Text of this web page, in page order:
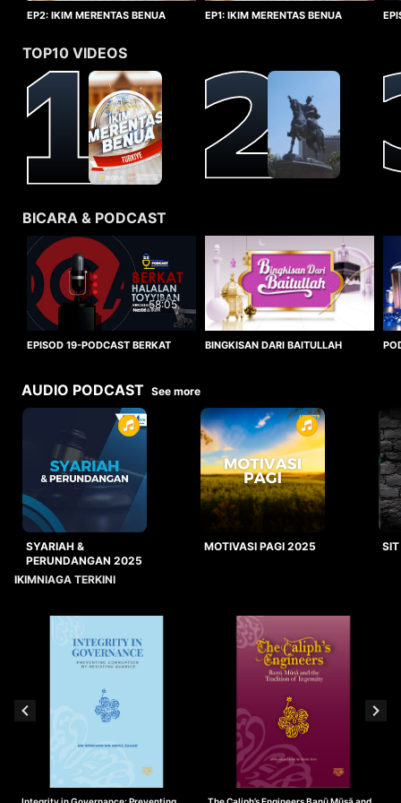
EP2: IKIM MERENTAS BENUA
EP1: IKIM MERENTAS BENUA
TOP10 VIDEOS
BICARA & PODCAST
58:05
EPISOD 19-PODCAST BERKAT
BINGKISAN DARI BAITULLAH
AUDIO PODCAST See more
SYARIAH &
PERUNDANGAN 2025
MOTIVASI PAGI 2025
IKIMNIAGA TERKINI